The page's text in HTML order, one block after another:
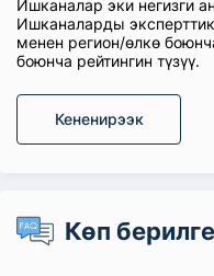
Ишканалар эки негизги
Ишканаларды
менен регион/өлкө
боюнча рейтингин түзүү.
Кененирээк
Көп